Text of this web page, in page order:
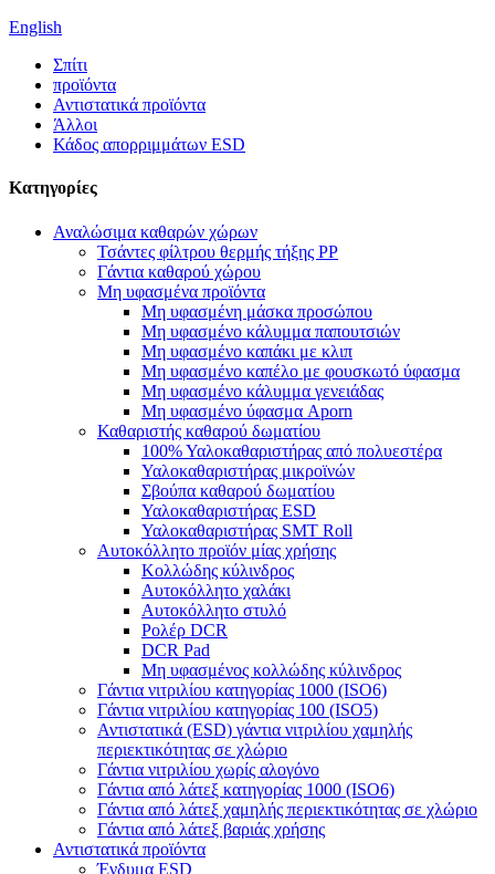
English
Σπίτι
προϊόντα
Αντιστατικά προϊόντα
Άλλοι
Κάδος απορριμμάτων ESD
Κατηγορίες
Αναλώσιμα καθαρών χώρων
Τσάντες φίλτρου θερμής τήξης PP
Γάντια καθαρού χώρου
Μη υφασμένα προϊόντα
Μη υφασμένη μάσκα προσώπου
Μη υφασμένο κάλυμμα παπουτσιών
Μη υφασμένο καπάκι με κλιπ
Μη υφασμένο καπέλο με φουσκωτό ύφασμα
Μη υφασμένο κάλυμμα γενειάδας
Μη υφασμένο ύφασμα Aporn
Καθαριστής καθαρού δωματίου
100% Υαλοκαθαριστήρας από πολυεστέρα
Υαλοκαθαριστήρας μικροϊνών
Σβούπα καθαρού δωματίου
Υαλοκαθαριστήρας ESD
Υαλοκαθαριστήρας SMT Roll
Αυτοκόλλητο προϊόν μίας χρήσης
Κολλώδης κύλινδρος
Αυτοκόλλητο χαλάκι
Αυτοκόλλητο στυλό
Ρολέρ DCR
DCR Pad
Μη υφασμένος κολλώδης κύλινδρος
Γάντια νιτριλίου κατηγορίας 1000 (ISO6)
Γάντια νιτριλίου κατηγορίας 100 (ISO5)
Αντιστατικά (ESD) γάντια νιτριλίου χαμηλής
περιεκτικότητας σε χλώριο
Γάντια νιτριλίου χωρίς αλογόνο
Γάντια από λάτεξ κατηγορίας 1000 (ISO6)
Γάντια από λάτεξ χαμηλής περιεκτικότητας σε χλώριο
Γάντια από λάτεξ βαριάς χρήσης
Αντιστατικά προϊόντα
Ένδυμα ESD